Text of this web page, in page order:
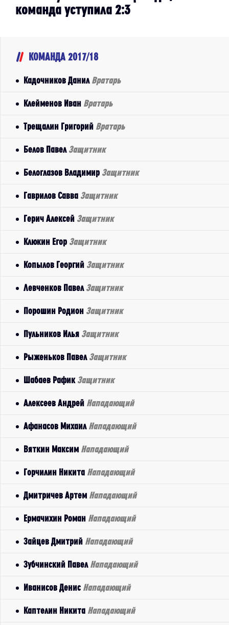
команда уступила 2:3
КОМАНДА 2017/18
Кадочников Данил Вратарь
Клейменов Иван Вратарь
Трещалин Григорий Вратарь
Белов Павел Защитник
Белоглазов Владимир Защитник
Гаврилов Савва Защитник
Герич Алексей Защитник
Клюкин Егор Защитник
Копылов Георгий Защитник
Левченков Павел Защитник
Порошин Родион Защитник
Пульников Илья Защитник
Рыженьков Павел Защитник
Шабаев Рафик Защитник
Алексеев Андрей Нападающий
Афанасов Михаил Нападающий
Вяткин Максим Нападающий
Горчилин Никита Нападающий
Дмитричев Артем Нападающий
Ермачихин Роман Нападающий
Зайцев Дмитрий Нападающий
Зубчинский Павел Нападающий
Иванисов Денис Нападающий
Каптелин Никита Нападающий